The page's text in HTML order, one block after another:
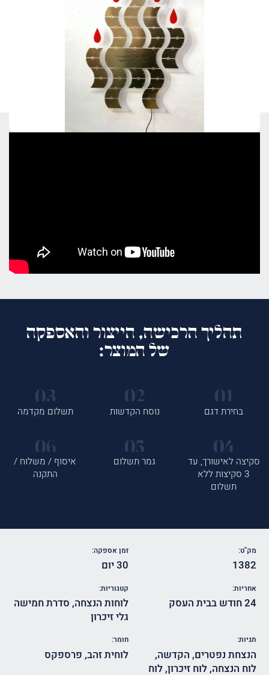
תהליך הרכישה, הייצור והאספקה
של המוצר:
בחירת דגם נוסח הקדשות תשלום מקדמה
סקיצה לאישורך, עד
3 סקיצות ללא
תשלום
גמר תשלום
איסוף / משלוח /
התקנה
מק"ט:
1382
זמן אספקה:
30 יום
אחריות:
24 חודש בבית העסק
קטגוריות:
לוחות הנצחה, סדרת חמישה
גלי זיכרון
תגיות:
הנצחת נפטרים, הקדשה,
לוח הנצחה, לוח זיכרון, לוח
חומר:
לוחית זהב, פרספקס